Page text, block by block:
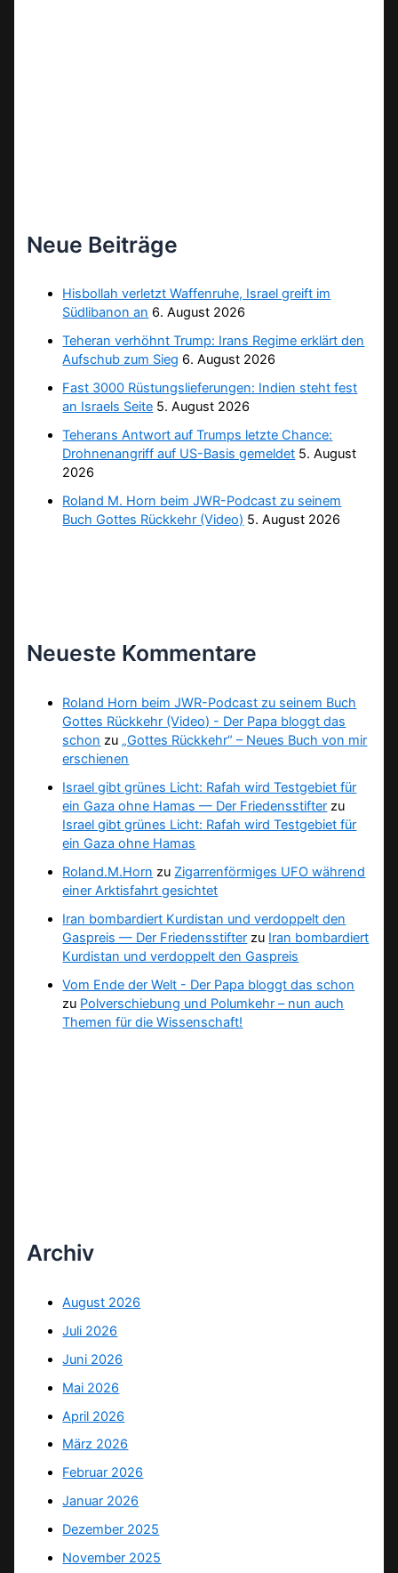
Neue Beiträge
Hisbollah verletzt Waffenruhe, Israel greift im
Südlibanon an 6. August 2026
Teheran verhöhnt Trump: Irans Regime erklärt den
Aufschub zum Sieg 6. August 2026
Fast 3000 Rüstungslieferungen: Indien steht fest
an Israels Seite 5. August 2026
Teherans Antwort auf Trumps letzte Chance:
Drohnenangriff auf US-Basis gemeldet 5. August
2026
Roland M. Horn beim JWR-Podcast zu seinem
Buch Gottes Rückkehr (Video) 5. August 2026
Neueste Kommentare
Roland Horn beim JWR-Podcast zu seinem Buch
Gottes Rückkehr (Video) - Der Papa bloggt das
schon zu „Gottes Rückkehr“ – Neues Buch von mir
erschienen
Israel gibt grünes Licht: Rafah wird Testgebiet für
ein Gaza ohne Hamas — Der Friedensstifter zu
Israel gibt grünes Licht: Rafah wird Testgebiet für
ein Gaza ohne Hamas
Roland.M.Horn zu Zigarrenförmiges UFO während
einer Arktisfahrt gesichtet
Iran bombardiert Kurdistan und verdoppelt den
Gaspreis — Der Friedensstifter zu Iran bombardiert
Kurdistan und verdoppelt den Gaspreis
Vom Ende der Welt - Der Papa bloggt das schon
zu Polverschiebung und Polumkehr – nun auch
Themen für die Wissenschaft!
Archiv
August 2026
Juli 2026
Juni 2026
Mai 2026
April 2026
März 2026
Februar 2026
Januar 2026
Dezember 2025
November 2025